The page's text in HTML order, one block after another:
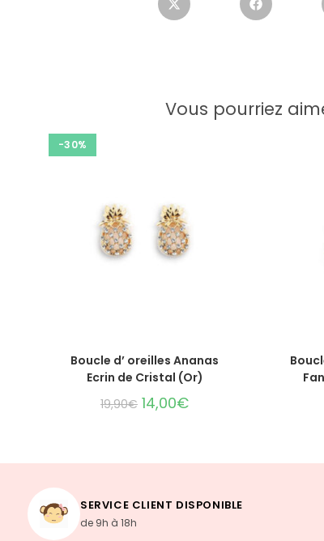
Vous pourriez
-30%
AJOUTER AU PANIER
Boucle d’ oreilles Ananas
Ecrin de Cristal (Or)
19,90€ 14,00€
SERVICE CLIENT DISPONIBLE
de 9h à 18h